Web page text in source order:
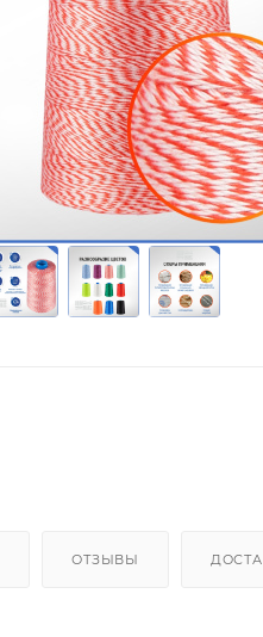
ОТЗЫВЫ